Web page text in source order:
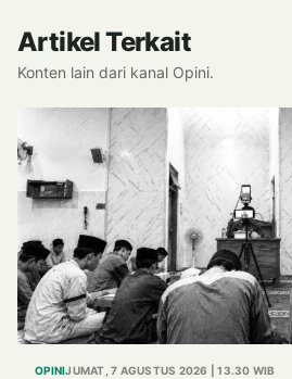
Artikel Terkait
Konten lain dari kanal Opini.
OPINIJUMAT, 7 AGUSTUS 2026 | 13.30 WIB